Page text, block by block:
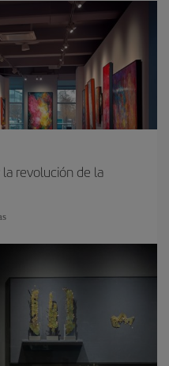
revolución de la